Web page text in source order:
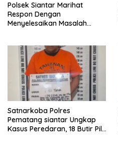
Polsek Siantar Marihat
Respon Dengan
Menyelesaikan Masalah
Satnarkoba Polres
Pematang siantar Ungkap
Kasus Peredaran, 18 Butir Pil